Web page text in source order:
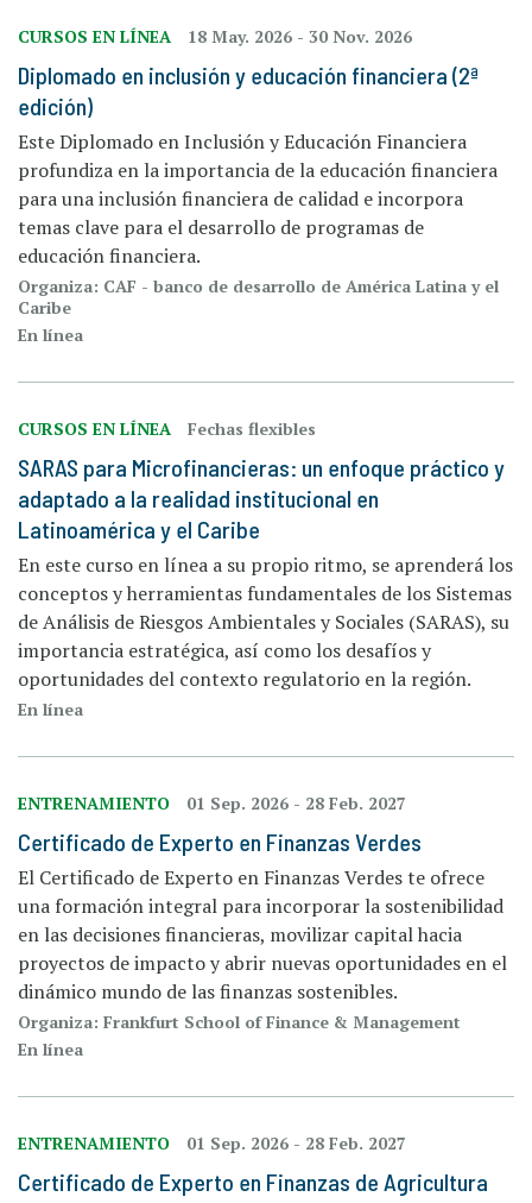
CURSOS EN LÍNEA 18 May. 2026 - 30 Nov. 2026
Diplomado en inclusión y educación financiera (2ª
edición)
Este Diplomado en Inclusión y Educación Financiera
profundiza en la importancia de la educación financiera
para una inclusión financiera de calidad e incorpora
temas clave para el desarrollo de programas de
educación financiera.
Organiza: CAF - banco de desarrollo de América Latina y el
Caribe
En línea
CURSOS EN LÍNEA Fechas flexibles
SARAS para Microfinancieras: un enfoque práctico y
adaptado a la realidad institucional en
Latinoamérica y el Caribe
En este curso en línea a su propio ritmo, se aprenderá los
conceptos y herramientas fundamentales de los Sistemas
de Análisis de Riesgos Ambientales y Sociales (SARAS), su
importancia estratégica, así como los desafíos y
oportunidades del contexto regulatorio en la región.
En línea
ENTRENAMIENTO 01 Sep. 2026 - 28 Feb. 2027
Certificado de Experto en Finanzas Verdes
El Certificado de Experto en Finanzas Verdes te ofrece
una formación integral para incorporar la sostenibilidad
en las decisiones financieras, movilizar capital hacia
proyectos de impacto y abrir nuevas oportunidades en el
dinámico mundo de las finanzas sostenibles.
Organiza: Frankfurt School of Finance & Management
En línea
ENTRENAMIENTO 01 Sep. 2026 - 28 Feb. 2027
Certificado de Experto en Finanzas de Agricultura